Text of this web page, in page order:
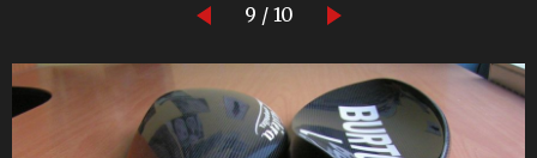
9 / 10